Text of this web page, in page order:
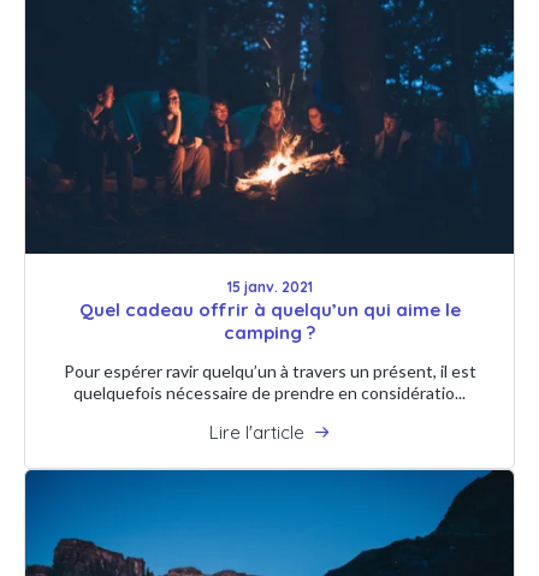
15 janv. 2021
Quel cadeau offrir à quelqu’un qui aime le
camping ?
Pour espérer ravir quelqu’un à travers un présent, il est
quelquefois nécessaire de prendre en considératio...
Lire l'article